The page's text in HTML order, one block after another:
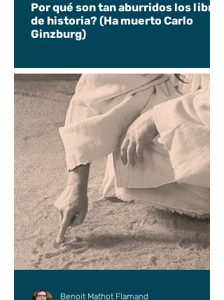
Por qué son tan aburridos los libros
de historia? (Ha muerto Carlo
Ginzburg)
Benoit Mathot Flamand